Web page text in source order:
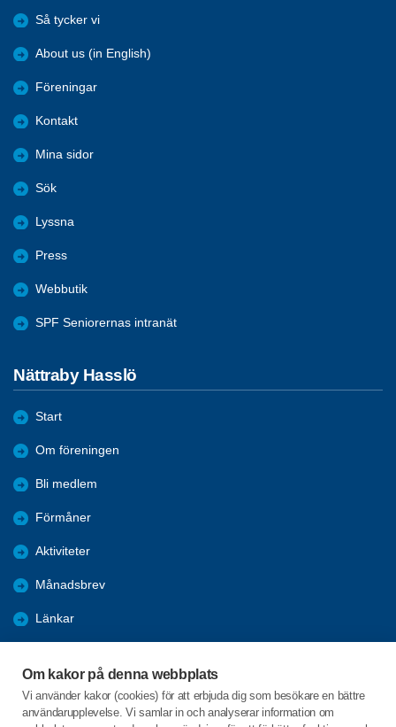
Om kakor på denna webbplats
Vi använder kakor (cookies) för att erbjuda dig som besökare en bättre
användarupplevelse. Vi samlar in och analyserar information om
Så tycker vi
About us (in English)
Föreningar
Kontakt
Mina sidor
Sök
Lyssna
Press
Webbutik
SPF Seniorernas intranät
Nättraby Hasslö
Start
Om föreningen
Bli medlem
Förmåner
Aktiviteter
Månadsbrev
Länkar
Föreningars öppna aktiviteter